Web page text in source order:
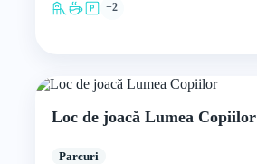
+2
Loc de joacă Lumea Copiilor
Parcuri